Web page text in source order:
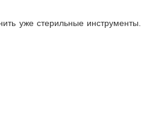
уже стерильные инструменты.